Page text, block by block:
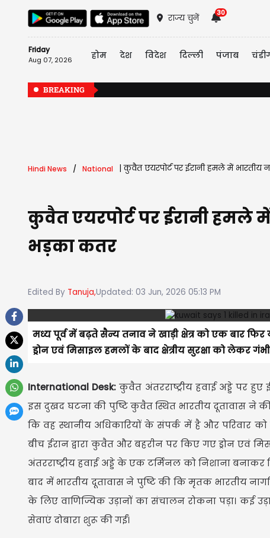
राज्य चुनें
30
Friday
Aug 07, 2026 होम देश विदेश दिल्ली पंजाब
BREAKING
Hindi News National |कुवैत एयरपोर्ट पर ईरानी हमले में भारतीय
कुवैत एयरपोर्ट पर ईरानी हमले
भड़का कतर
Edited By Tanuja,Updated: 03 Jun, 2026 05:13 PM
मध्य पूर्व में बढ़ते सैन्य तनाव ने खाड़ी क्षेत्र को एक बार
ड्रोन एवं मिसाइल हमलों के बाद क्षेत्रीय सुरक्षा को लेकर
International Desk:कुवैत अंतरराष्ट्रीय हवाई अड्डे पर
इस दुखद घटना की पुष्टि कुवैत स्थित भारतीय दूतावास ने
कि वह स्थानीय अधिकारियों के संपर्क में है और परिवार को
बीच ईरान द्वारा कुवैत और बहरीन पर किए गए ड्रोन एवं
अंतरराष्ट्रीय हवाई अड्डे के एक टर्मिनल को निशाना
बाद में भारतीय दूतावास ने पुष्टि की कि मृतक भारतीय
के लिए वाणिज्यिक उड़ानों का संचालन रोकना पड़ा। कई
सेवाएं दोबारा शुरू की गईं।